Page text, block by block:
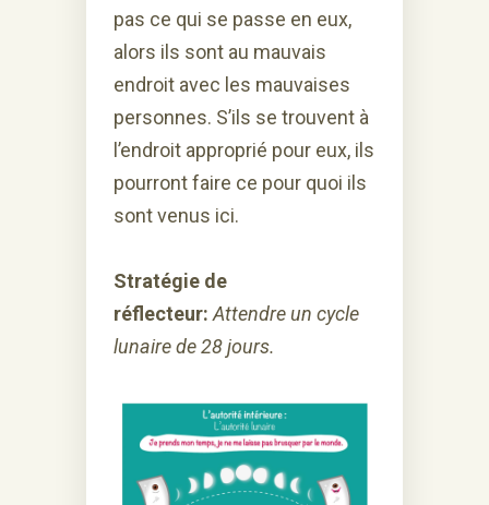
pas ce qui se passe en eux,
alors ils sont au mauvais
endroit avec les mauvaises
personnes. S’ils se trouvent à
l’endroit approprié pour eux, ils
pourront faire ce pour quoi ils
sont venus ici.
Stratégie de
réflecteur: Attendre un cycle
lunaire de 28 jours.